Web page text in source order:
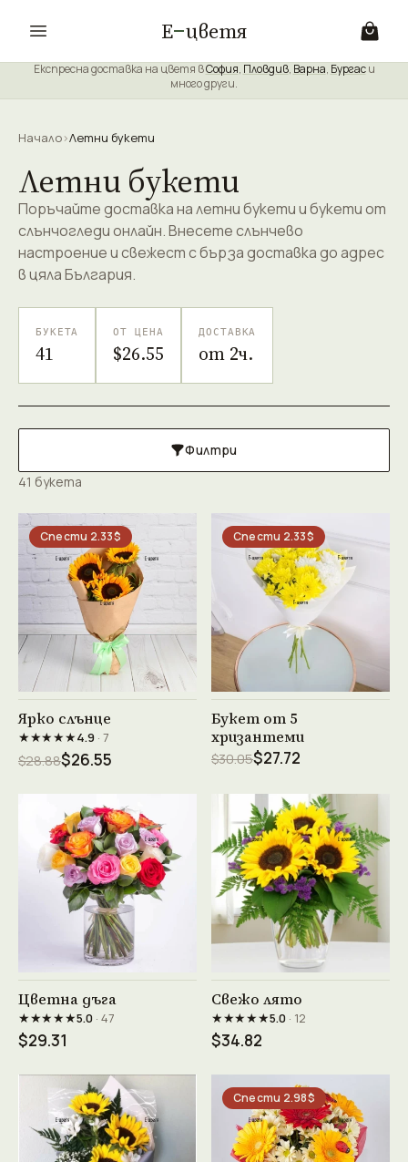
Е цветя
Експресна доставка на цветя вСофия, Пловдив, Варна, Бургаси
много други.
Начало›Летни букети
Летни букети
Поръчайте доставка на летни букети и букети от
слънчогледи онлайн. Внесете слънчево
настроение и свежест с бърза доставка до адрес
в цяла България.
БУКЕТА
41
ОТ ЦЕНА
$26.55
ДОСТАВКА
от 2ч.
Филтри
41 букета
Спести 2.33$
Виж продукта →
Ярко слънце
★★★★★4.9· 7
$28.88$26.55
Спести 2.33$
Виж продукта →
Букет от 5
хризантеми
$30.05$27.72
Виж продукта →
Цветна дъга
★★★★★5.0· 47
$29.31
Виж продукта →
Свежо лято
★★★★★5.0· 12
$34.82
Спести 2.98$